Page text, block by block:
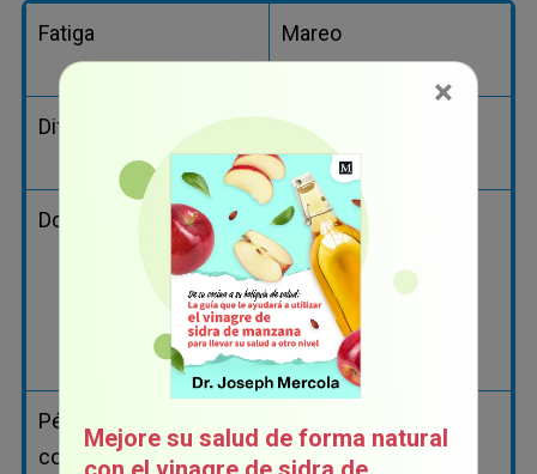
Fatiga Mareo
Dificultad para respirar Náuseas
Dolor de pecho
Palpitaciones del
corazón (latidos
cardíacos rápidos o
fuertes)
Pérdida del
conocimiento
×
Mejore su salud de forma natural